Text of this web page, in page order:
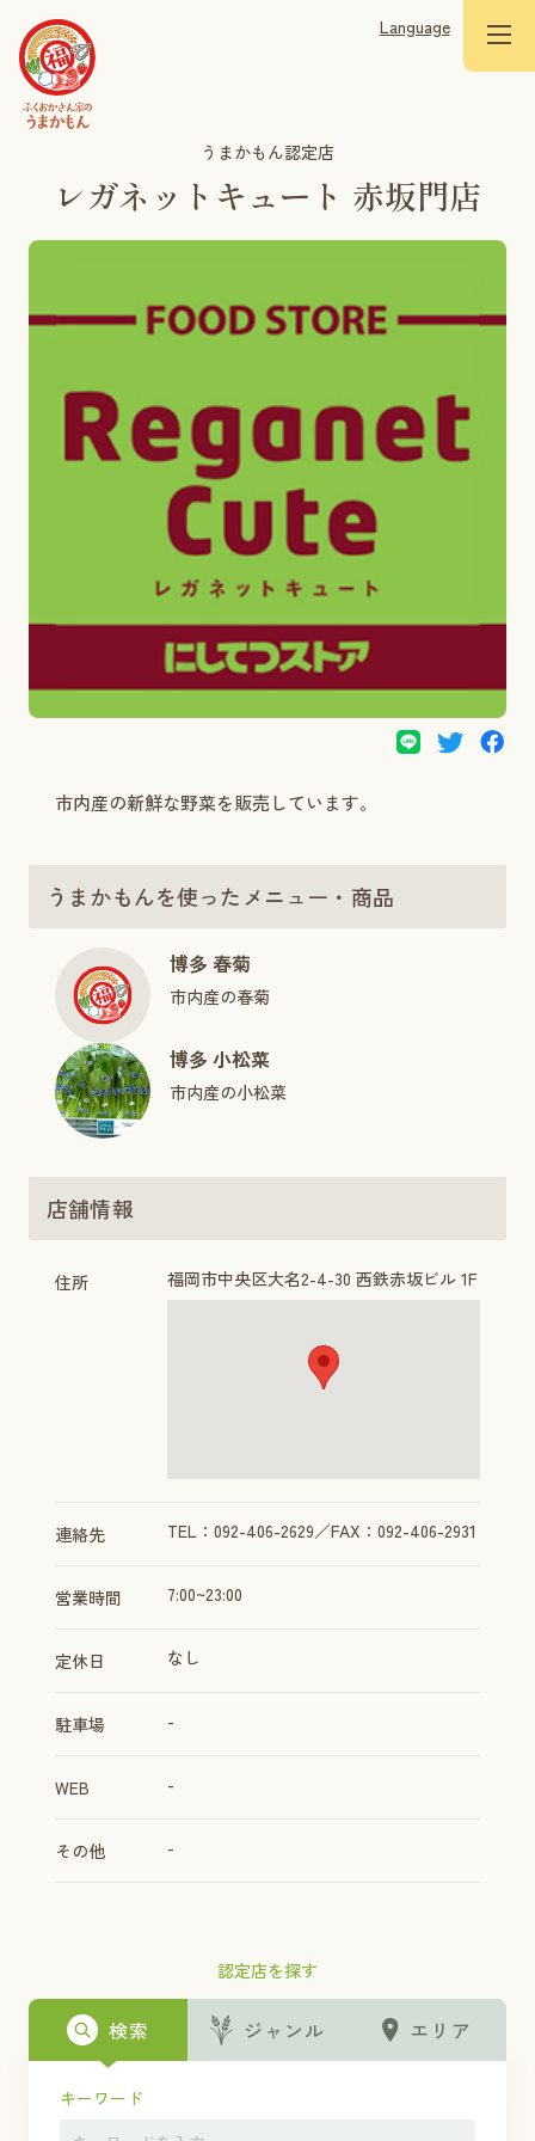
Language
うまかもん認定店
レガネットキュート 赤坂門店
認定店を探す
検索 ジャンル エリア
キーワード
市内産の新鮮な野菜を販売しています。
うまかもんを使ったメニュー・商品
博多 春菊
市内産の春菊
博多 小松菜
市内産の小松菜
店舗情報
住所 福岡市中央区大名2-4-30 西鉄赤坂ビル 1F
連絡先 TEL：092-406-2629／FAX：092-406-2931
営業時間 7:00~23:00
定休日 なし
駐車場 -
WEB -
その他 -